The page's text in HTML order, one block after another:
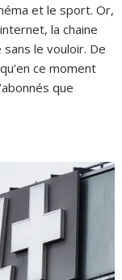
et le sport. Or,
la chaine
le vouloir. De
ce moment
que